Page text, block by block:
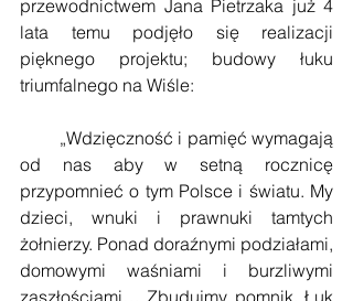
przewodnictwem Jana Pietrzaka już 4
lata temu podjęło się realizacji
pięknego projektu; budowy łuku
triumfalnego na Wiśle:
od nas aby w setną rocznicę
przypomnieć o tym Polsce i światu. My
dzieci, wnuki i prawnuki tamtych
żołnierzy. Ponad doraźnymi podziałami,
domowymi waśniami i burzliwymi
zaszłościami… Zbudujmy pomnik. Łuk